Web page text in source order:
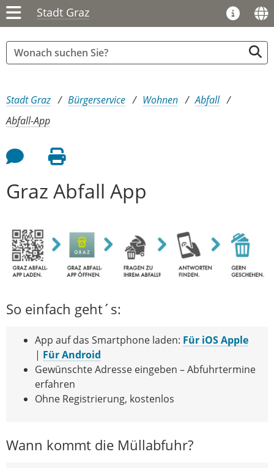
Stadt Graz
Sie sind hier:
Stadt Graz Bürgerservice Wohnen
Abfall
Abfall-App
Feedback an Autor
Seite drucken
Graz Abfall App
So einfach geht´s:
App auf das Smartphone laden: Für iOS Apple
| Für Android
Gewünschte Adresse eingeben – Abfuhrtermine
erfahren
Ohne Registrierung, kostenlos
Wann kommt die Müllabfuhr?